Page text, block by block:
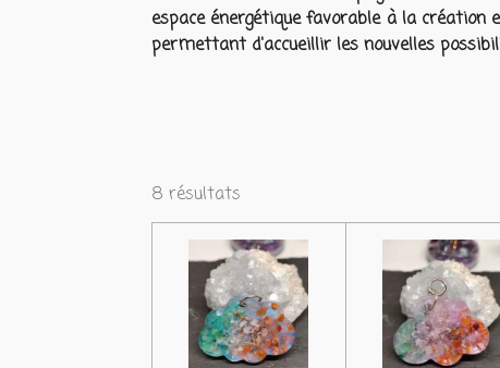
espace énergétique favorable à la
permettant d'accueillir les nouvelles
8 résultats